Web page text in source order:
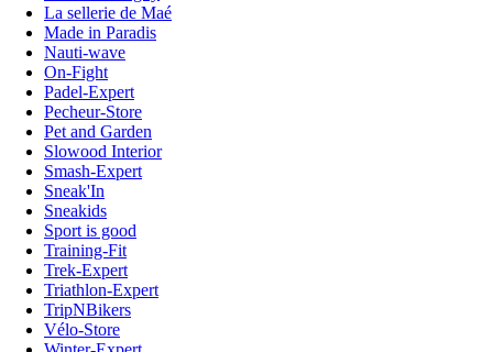
La sellerie de Maé
Made in Paradis
Nauti-wave
On-Fight
Padel-Expert
Pecheur-Store
Pet and Garden
Slowood Interior
Smash-Expert
Sneak'In
Sneakids
Sport is good
Training-Fit
Trek-Expert
Triathlon-Expert
TripNBikers
Vélo-Store